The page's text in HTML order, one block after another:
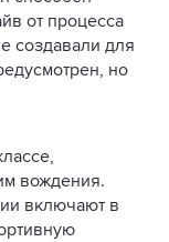
от процесса
создавали для
но
вождения.
включают в